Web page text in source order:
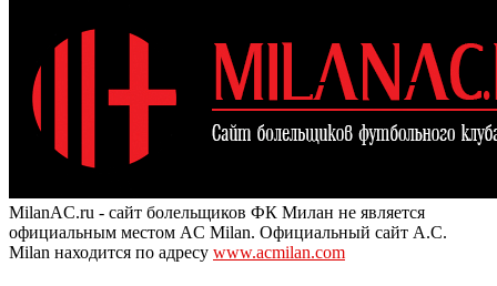
MilanAC.ru - сайт болельщиков ФК Милан не является
официальным местом AC Milan. Официальный сайт A.C.
Milan находится по адресу www.acmilan.com